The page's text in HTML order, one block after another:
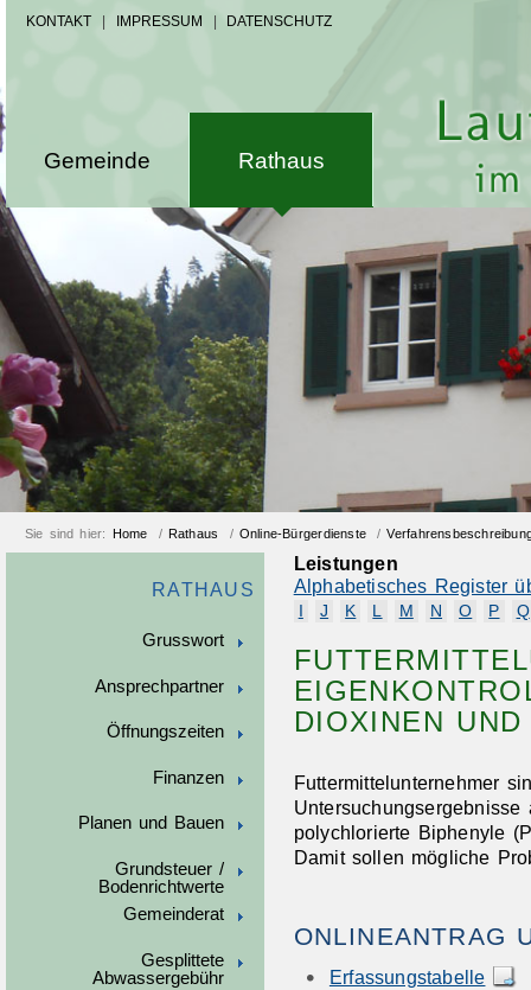
KONTAKT IMPRESSUM DATENSCHUTZ
Gemeinde Rathaus
Sie sind hier: Home / Rathaus / Online-Bürgerdienste /
RATHAUS
Grusswort
Ansprechpartner
Öffnungszeiten
Finanzen
Planen und Bauen
Grundsteuer /
Bodenrichtwerte
Gemeinderat
Gesplittete
Abwassergebühr
Leistungen
Alphabetisches Register
J K L M N O P Q
DIOXINEN
Futtermittelunternehmer
polychlorierte Biphenyle
Damit sollen mögliche
ONLINEANTRAG
Erfassungstabelle